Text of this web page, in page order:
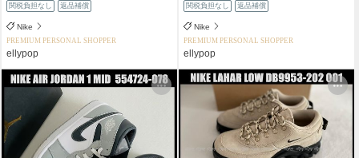
関税負担なし 返品補償
Nike
PREMIUM PERSONAL SHOPPER
ellypop
関税負担なし 返品補償
Nike
PREMIUM PERSONAL SHOPPER
ellypop